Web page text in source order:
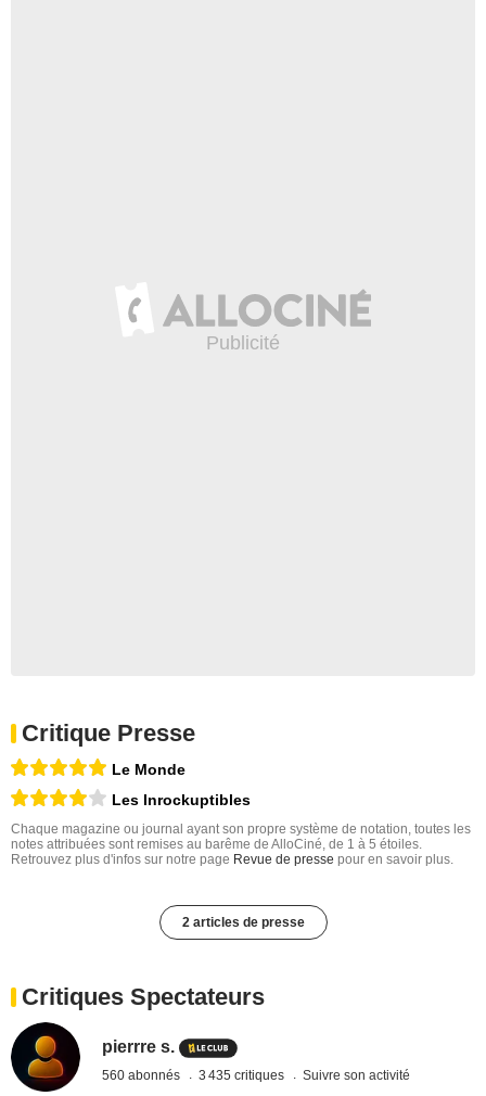
Critique Presse
Le Monde
Les Inrockuptibles
Chaque magazine ou journal ayant son propre système de notation, toutes les
notes attribuées sont remises au barême de AlloCiné, de 1 à 5 étoiles.
Retrouvez plus d'infos sur notre page Revue de presse pour en savoir plus.
2 articles de presse
Critiques Spectateurs
pierrre s.
560 abonnés 3 435 critiques Suivre son activité